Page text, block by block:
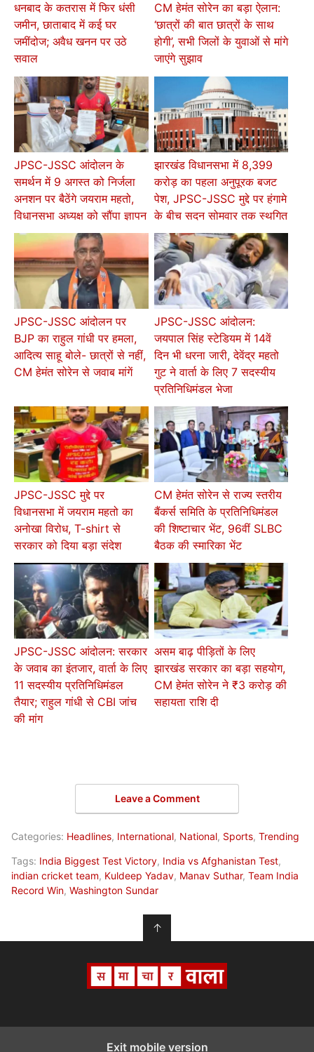
धनबाद के कतरास में फिर धंसी
जमीन, छाताबाद में कई घर
जमींदोज; अवैध खनन पर उठे
सवाल
CM हेमंत सोरेन का बड़ा ऐलान:
‘छात्रों की बात छात्रों के साथ
होगी’, सभी जिलों के युवाओं से मांगे
जाएंगे सुझाव
JPSC-JSSC आंदोलन के
समर्थन में 9 अगस्त को निर्जला
अनशन पर बैठेंगे जयराम महतो,
विधानसभा अध्यक्ष को सौंपा ज्ञापन
झारखंड विधानसभा में 8,399
करोड़ का पहला अनुपूरक बजट
पेश, JPSC-JSSC मुद्दे पर हंगामे
के बीच सदन सोमवार तक स्थगित
JPSC-JSSC आंदोलन पर
BJP का राहुल गांधी पर हमला,
आदित्य साहू बोले- छात्रों से नहीं,
CM हेमंत सोरेन से जवाब मांगें
JPSC-JSSC आंदोलन:
जयपाल सिंह स्टेडियम में 14वें
दिन भी धरना जारी, देवेंद्र महतो
गुट ने वार्ता के लिए 7 सदस्यीय
प्रतिनिधिमंडल भेजा
JPSC-JSSC मुद्दे पर
विधानसभा में जयराम महतो का
अनोखा विरोध, T-shirt से
सरकार को दिया बड़ा संदेश
CM हेमंत सोरेन से राज्य स्तरीय
बैंकर्स समिति के प्रतिनिधिमंडल
की शिष्टाचार भेंट, 96वीं SLBC
बैठक की स्मारिका भेंट
JPSC-JSSC आंदोलन: सरकार
के जवाब का इंतजार, वार्ता के लिए
11 सदस्यीय प्रतिनिधिमंडल
तैयार; राहुल गांधी से CBI जांच
की मांग
असम बाढ़ पीड़ितों के लिए
झारखंड सरकार का बड़ा सहयोग,
CM हेमंत सोरेन ने ₹3 करोड़ की
सहायता राशि दी
Leave a Comment
Categories: Headlines, International, National, Sports, Trending
Tags: India Biggest Test Victory, India vs Afghanistan Test,
indian cricket team, Kuldeep Yadav, Manav Suthar, Team India
Record Win, Washington Sundar
↑
Exit mobile version